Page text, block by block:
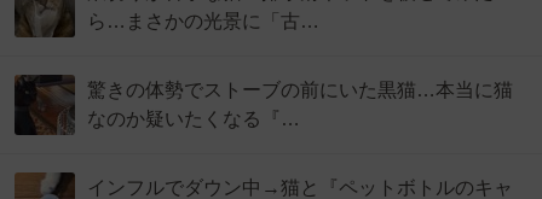
ら…まさかの光景に「古…
驚きの体勢でストーブの前にいた黒猫…本当に猫
なのか疑いたくなる『…
インフルでダウン中→猫と『ペットボトルのキャ